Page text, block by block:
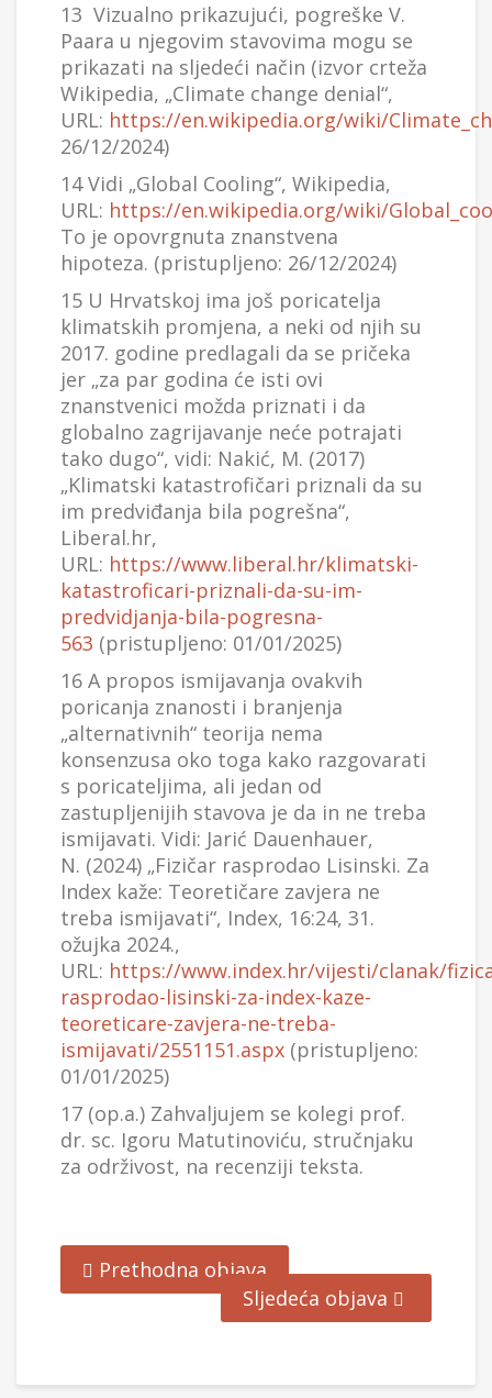
13 Vizualno prikazujući, pogreške V.
Paara u njegovim stavovima mogu se
prikazati na sljedeći način (izvor crteža
Wikipedia, „Climate change denial“,
URL: https://en.wikipedia.org/wiki/
26/12/2024)
14 Vidi „Global Cooling“, Wikipedia,
URL: https://en.wikipedia.org/wiki/
To je opovrgnuta znanstvena
hipoteza. (pristupljeno: 26/12/2024)
15 U Hrvatskoj ima još poricatelja
klimatskih promjena, a neki od njih su
2017. godine predlagali da se pričeka
jer „za par godina će isti ovi
znanstvenici možda priznati i da
globalno zagrijavanje neće potrajati
tako dugo“, vidi: Nakić, M. (2017)
„Klimatski katastrofičari priznali da su
im predviđanja bila pogrešna“,
Liberal.hr,
URL: https://www.liberal.hr/klimatski-
katastroficari-priznali-da-su-im-
predvidjanja-bila-pogresna-
563 (pristupljeno: 01/01/2025)
16 A propos ismijavanja ovakvih
poricanja znanosti i branjenja
„alternativnih“ teorija nema
konsenzusa oko toga kako razgovarati
s poricateljima, ali jedan od
zastupljenijih stavova je da in ne treba
ismijavati. Vidi: Jarić Dauenhauer,
N. (2024) „Fizičar rasprodao Lisinski. Za
Index kaže: Teoretičare zavjera ne
treba ismijavati“, Index, 16:24, 31.
ožujka 2024.,
URL: https://www.index.hr/vijesti/clanak/
rasprodao-lisinski-za-index-kaze-
teoreticare-zavjera-ne-treba-
ismijavati/2551151.aspx (pristupljeno:
01/01/2025)
17 (op.a.) Zahvaljujem se kolegi prof.
dr. sc. Igoru Matutinoviću, stručnjaku
za održivost, na recenziji teksta.
Prethodna objava
Sljedeća objava